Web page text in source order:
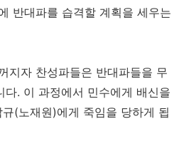
반대파를 습격할 계획을 세우는
지자 찬성파들은 반대파들을 무
다. 이 과정에서 민수에게 배신을
(노재원)에게 죽임을 당하게 됩